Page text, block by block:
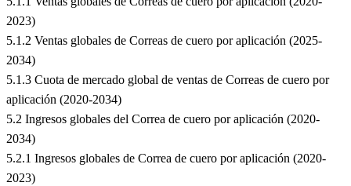
2023)
5.1.2 Ventas globales de Correas de cuero por aplicación (2025-
2034)
5.1.3 Cuota de mercado global de ventas de Correas de cuero por
aplicación (2020-2034)
5.2 Ingresos globales del Correa de cuero por aplicación (2020-
2034)
5.2.1 Ingresos globales de Correa de cuero por aplicación (2020-
2023)